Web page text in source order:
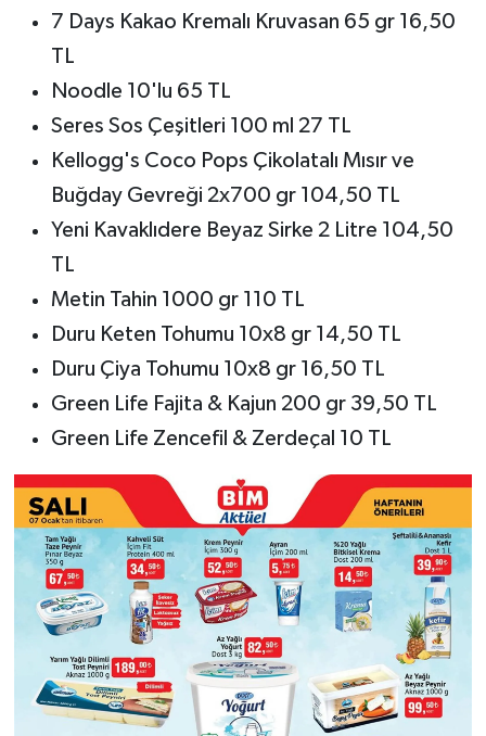
7 Days Kakao Kremalı Kruvasan 65 gr 16,50
TL
Noodle 10'lu 65 TL
Seres Sos Çeşitleri 100 ml 27 TL
Kellogg's Coco Pops Çikolatalı Mısır ve
Buğday Gevreği 2x700 gr 104,50 TL
Yeni Kavaklıdere Beyaz Sirke 2 Litre 104,50
TL
Metin Tahin 1000 gr 110 TL
Duru Keten Tohumu 10x8 gr 14,50 TL
Duru Çiya Tohumu 10x8 gr 16,50 TL
Green Life Fajita & Kajun 200 gr 39,50 TL
Green Life Zencefil & Zerdeçal 10 TL